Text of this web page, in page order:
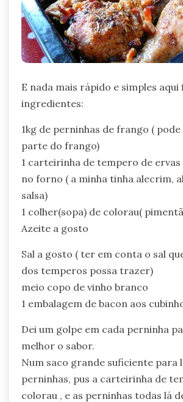
E nada mais rápido e simples aqui
ingredientes:
1kg de perninhas de frango (
parte do frango)
1 carteirinha de tempero de
no forno ( a minha tinha alecrim,
salsa)
1 colher(sopa) de colorau(
Azeite a gosto
Sal a gosto ( ter em conta o sal
dos temperos possa trazer)
meio copo de vinho branco
1 embalagem de bacon aos
Dei um golpe em cada perninha
melhor o sabor.
Num saco grande suficiente para
perninhas, pus a carteirinha de
colorau , e as perninhas todas lá